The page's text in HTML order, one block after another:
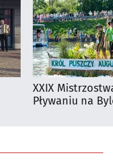
XXIX
Pływaniu na